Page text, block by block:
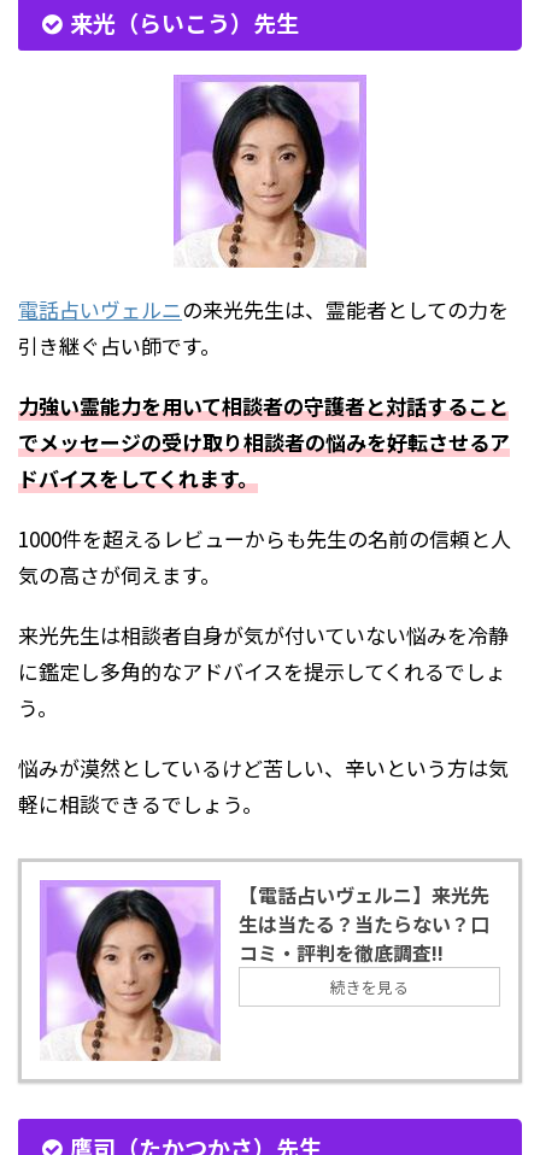
来光（らいこう）先生
電話占いヴェルニの来光先生は、霊能者としての力を
引き継ぐ占い師です。
力強い霊能力を用いて相談者の守護者と対話すること
でメッセージの受け取り相談者の悩みを好転させるア
ドバイスをしてくれます。
1000件を超えるレビューからも先生の名前の信頼と人
気の高さが伺えます。
来光先生は相談者自身が気が付いていない悩みを冷静
に鑑定し多角的なアドバイスを提示してくれるでしょ
う。
悩みが漠然としているけど苦しい、辛いという方は気
軽に相談できるでしょう。
【電話占いヴェルニ】来光先
生は当たる？当たらない？口
コミ・評判を徹底調査!!
続きを見る
鷹司（たかつかさ）先生